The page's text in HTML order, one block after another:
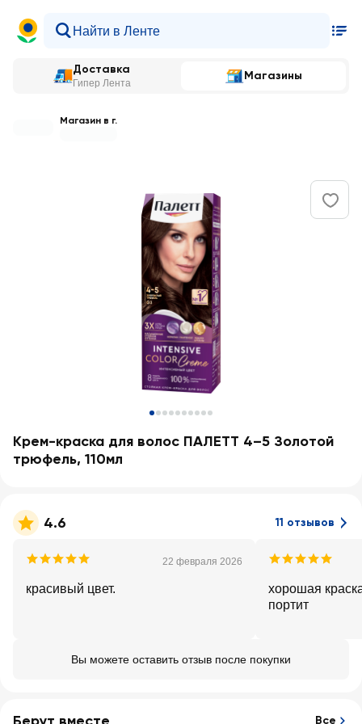
Доставка
Гипер Лента
Магазины
Магазин в г.
Крем-краска для волос ПАЛЕТТ 4–5 Золотой
трюфель, 110мл
4.6 11 отзывов
22 февраля 2026
красивый цвет.
хорошая
портит
Вы можете оставить отзыв после покупки
Все